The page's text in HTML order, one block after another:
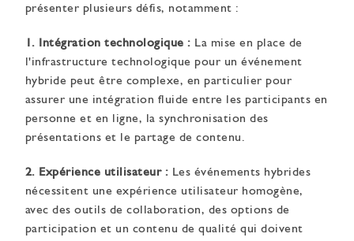
présenter plusieurs défis, notamment :
1. Intégration technologique : La mise en place de
l'infrastructure technologique pour un événement
hybride peut être complexe, en particulier pour
assurer une intégration fluide entre les participants en
personne et en ligne, la synchronisation des
présentations et le partage de contenu.
2. Expérience utilisateur : Les événements hybrides
nécessitent une expérience utilisateur homogène,
avec des outils de collaboration, des options de
participation et un contenu de qualité qui doivent